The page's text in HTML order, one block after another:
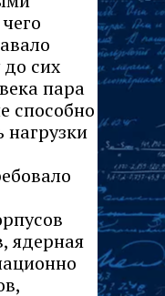
сих
пара
способно
ядерная